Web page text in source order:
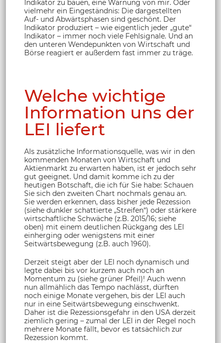
Indikator zu bauen, eine Warnung von mir. Oder
vielmehr ein Eingeständnis: Die dargestellten
Auf- und Abwärtsphasen sind geschönt. Der
Indikator produziert – wie eigentlich jeder „gute“
Indikator – immer noch viele Fehlsignale. Und an
den unteren Wendepunkten von Wirtschaft und
Börse reagiert er außerdem fast immer zu träge.
Welche wichtige
Information uns der
LEI liefert
Als zusätzliche Informationsquelle, was wir in den
kommenden Monaten von Wirtschaft und
Aktienmarkt zu erwarten haben, ist er jedoch sehr
gut geeignet. Und damit komme ich zu der
heutigen Botschaft, die ich für Sie habe: Schauen
Sie sich den zweiten Chart nochmals genau an.
Sie werden erkennen, dass bisher jede Rezession
(siehe dunkler schattierte „Streifen“) oder stärkere
wirtschaftliche Schwäche (z.B. 2015/16; siehe
oben) mit einem deutlichen Rückgang des LEI
einherging oder wenigstens mit einer
Seitwärtsbewegung (z.B. auch 1960).
Derzeit steigt aber der LEI noch dynamisch und
legte dabei bis vor kurzem auch noch an
Momentum zu (siehe grüner Pfeil)! Auch wenn
nun allmählich das Tempo nachlässt, dürften
noch einige Monate vergehen, bis der LEI auch
nur in eine Seitwärtsbewegung einschwenkt.
Daher ist die Rezessionsgefahr in den USA derzeit
ziemlich gering – zumal der LEI in der Regel noch
mehrere Monate fällt, bevor es tatsächlich zur
Rezession kommt.